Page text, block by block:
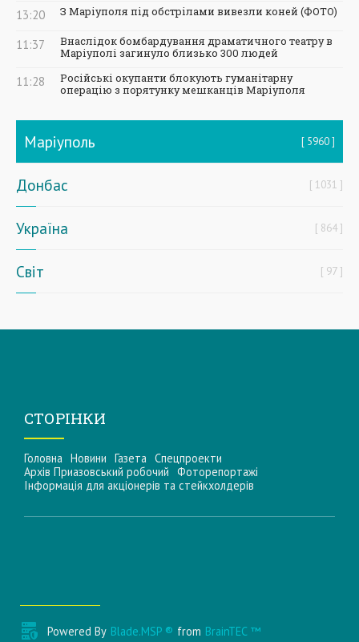
13:20 З Маріуполя під обстрілами вивезли коней (ФОТО)
11:37
Внаслідок бомбардування драматичного театру в
Маріуполі загинуло близько 300 людей
11:28
Російські окупанти блокують гуманітарну
операцію з порятунку мешканців Маріуполя
Маріуполь 5960
Донбас 1031
Україна 864
Світ 97
СТОРІНКИ
Головна Новини Газета Спецпроекти
Архів Приазовський робочий Фоторепортажі
Інформацiя для акцiонерiв та стейкхолдерiв
Powered By Blade.MSP ® from BrainTEC ™